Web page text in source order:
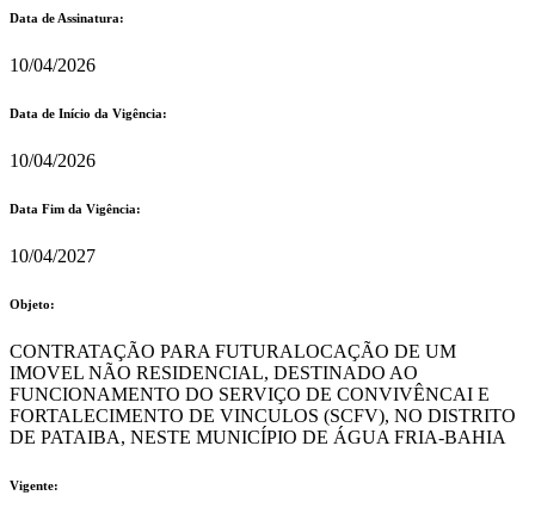
Data de Assinatura:
10/04/2026
Data de Início da Vigência:
10/04/2026
Data Fim da Vigência:
10/04/2027
Objeto:
CONTRATAÇÃO PARA FUTURALOCAÇÃO DE UM
IMOVEL NÃO RESIDENCIAL, DESTINADO AO
FUNCIONAMENTO DO SERVIÇO DE CONVIVÊNCAI E
FORTALECIMENTO DE VINCULOS (SCFV), NO DISTRITO
DE PATAIBA, NESTE MUNICÍPIO DE ÁGUA FRIA-BAHIA
Vigente: